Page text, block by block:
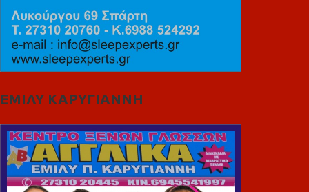
ΕΜΙΛΥ ΚΑΡΥΓΙΑΝΝΗ